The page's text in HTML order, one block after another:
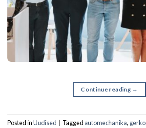
Continue reading →
Posted inUudised Tagged automechanika, gerko